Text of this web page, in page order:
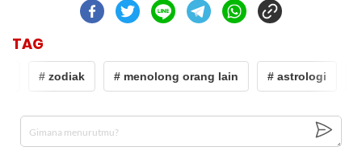
TAG
# zodiak # menolong orang lain # astrologi